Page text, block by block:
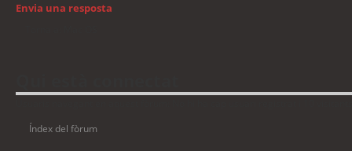
Envia una resposta
Índex del fòrum